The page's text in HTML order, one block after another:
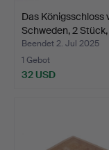
Das Königsschloss
Schweden, 2
Beendet 2. Jul 2025
1 Gebot
32 USD